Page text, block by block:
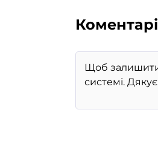
Коментарі